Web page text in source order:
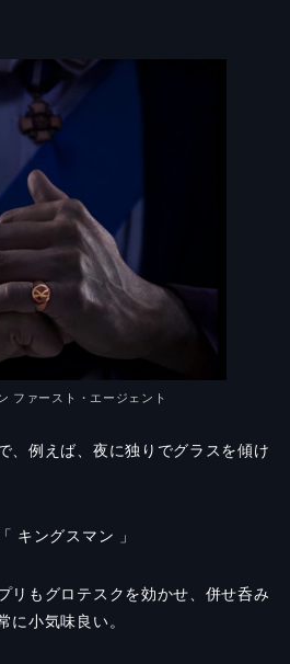
ファースト・エージェント
、例えば、夜に独りでグラスを傾け
キングスマン 」
リもグロテスクを効かせ、併せ呑み
に小気味良い。